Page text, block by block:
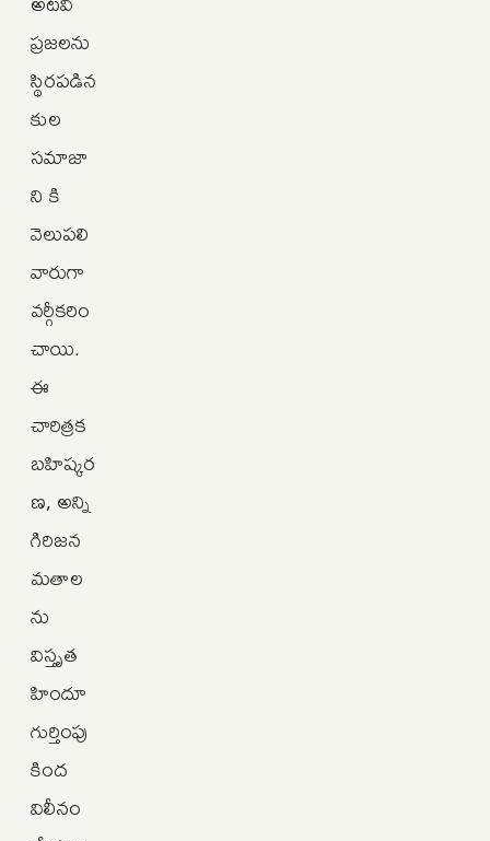
ప్రజలను
స్థిరపడిన
కుల
సమాజా
ని కి
వెలుపలి
వారుగా
వర్గీకరిం
చాయి.
ఈ
చారిత్రక
బహిష్కర
ణ, అన్ని
గిరిజన
మతాల
ను
విస్తృత
హిందూ
గుర్తింపు
కింద
విలీనం